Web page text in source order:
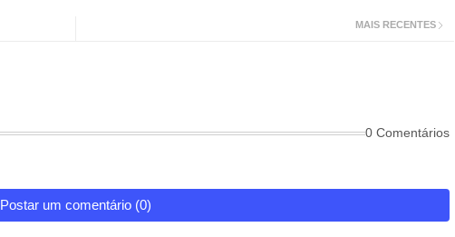
MAIS RECENTES
0 Comentários
Postar um comentário (0)